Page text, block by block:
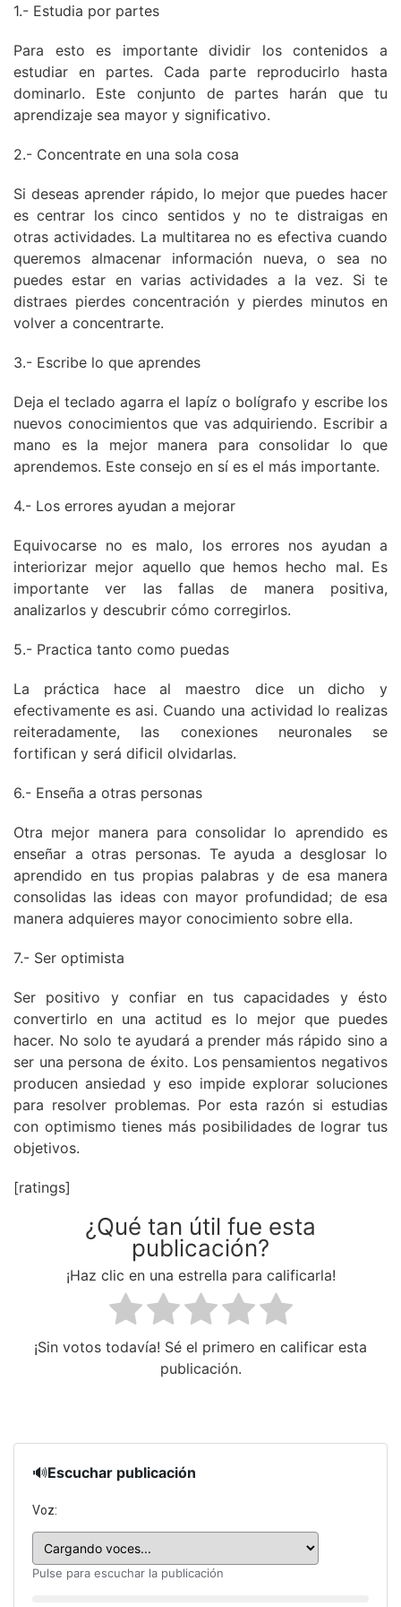
1.- Estudia por partes
Para esto es importante dividir los contenidos a
estudiar en partes. Cada parte reproducirlo hasta
dominarlo. Este conjunto de partes harán que tu
aprendizaje sea mayor y significativo.
2.- Concentrate en una sola cosa
Si deseas aprender rápido, lo mejor que puedes hacer
es centrar los cinco sentidos y no te distraigas en
otras actividades. La multitarea no es efectiva cuando
queremos almacenar información nueva, o sea no
puedes estar en varias actividades a la vez. Si te
distraes pierdes concentración y pierdes minutos en
volver a concentrarte.
3.- Escribe lo que aprendes
Deja el teclado agarra el lapíz o bolígrafo y escribe los
nuevos conocimientos que vas adquiriendo. Escribir a
mano es la mejor manera para consolidar lo que
aprendemos. Este consejo en sí es el más importante.
4.- Los errores ayudan a mejorar
Equivocarse no es malo, los errores nos ayudan a
interiorizar mejor aquello que hemos hecho mal. Es
importante ver las fallas de manera positiva,
analizarlos y descubrir cómo corregirlos.
5.- Practica tanto como puedas
La práctica hace al maestro dice un dicho y
efectivamente es asi. Cuando una actividad lo realizas
reiteradamente, las conexiones neuronales se
fortifican y será dificil olvidarlas.
6.- Enseña a otras personas
Otra mejor manera para consolidar lo aprendido es
enseñar a otras personas. Te ayuda a desglosar lo
aprendido en tus propias palabras y de esa manera
consolidas las ideas con mayor profundidad; de esa
manera adquieres mayor conocimiento sobre ella.
7.- Ser optimista
Ser positivo y confiar en tus capacidades y ésto
convertirlo en una actitud es lo mejor que puedes
hacer. No solo te ayudará a prender más rápido sino a
ser una persona de éxito. Los pensamientos negativos
producen ansiedad y eso impide explorar soluciones
para resolver problemas. Por esta razón si estudias
con optimismo tienes más posibilidades de lograr tus
objetivos.
[ratings]
¿Qué tan útil fue esta
publicación?
¡Haz clic en una estrella para calificarla!
¡Sin votos todavía! Sé el primero en calificar esta
publicación.
🔊Escuchar publicación
Voz:
Pulse para escuchar la publicación